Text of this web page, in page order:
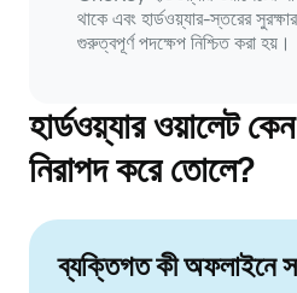
থাকে এবং হার্ডওয়্যার-স্তরের
গুরুত্বপূর্ণ পদক্ষেপ নিশ্চিত করা হয়।
হার্ডওয়্যার ওয়ালেট
নিরাপদ করে তোলে?
ব্যক্তিগত কী অফলাইনে